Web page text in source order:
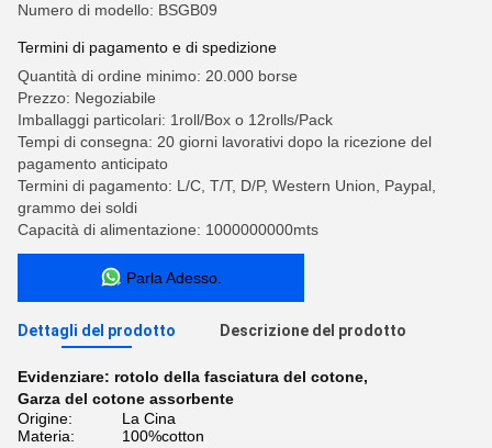
Numero di modello: BSGB09
Termini di pagamento e di spedizione
Quantità di ordine minimo: 20.000 borse
Prezzo: Negoziabile
Imballaggi particolari: 1roll/Box o 12rolls/Pack
Tempi di consegna: 20 giorni lavorativi dopo la ricezione del
pagamento anticipato
Termini di pagamento: L/C, T/T, D/P, Western Union, Paypal,
grammo dei soldi
Capacità di alimentazione: 1000000000mts
Parla Adesso.
Dettagli del prodotto Descrizione del prodotto
Evidenziare: rotolo della fasciatura del cotone,
Garza del cotone assorbente
Origine:
La Cina
Materia:
100%cotton